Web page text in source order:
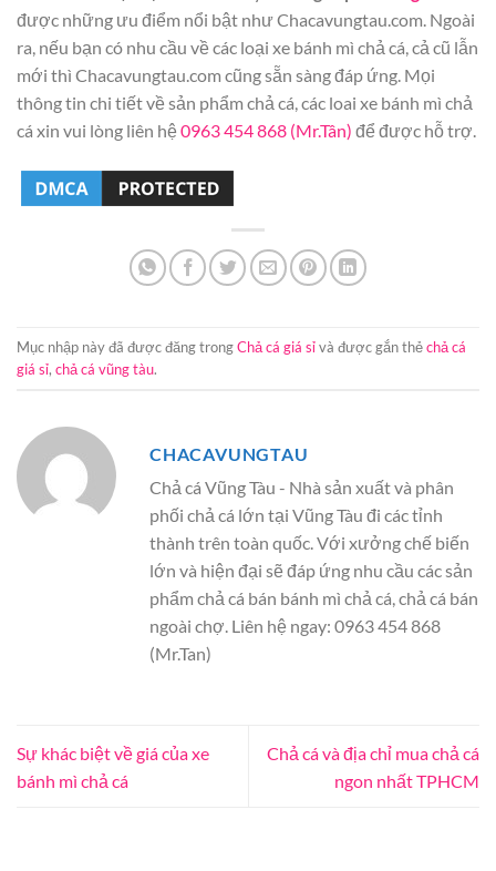
được những ưu điểm nổi bật như Chacavungtau.com. Ngoài
ra, nếu bạn có nhu cầu về các loại xe bánh mì chả cá, cả cũ lẫn
mới thì Chacavungtau.com cũng sẵn sàng đáp ứng. Mọi
thông tin chi tiết về sản phẩm chả cá, các loai xe bánh mì chả
cá xin vui lòng liên hệ 0963 454 868 (Mr.Tân) để được hỗ trợ.
Mục nhập này đã được đăng trongChả cá giá sỉvà được gắn thẻchả cá
giá sỉ, chả cá vũng tàu.
CHACAVUNGTAU
Chả cá Vũng Tàu - Nhà sản xuất và phân
phối chả cá lớn tại Vũng Tàu đi các tỉnh
thành trên toàn quốc. Với xưởng chế biến
lớn và hiện đại sẽ đáp ứng nhu cầu các sản
phẩm chả cá bán bánh mì chả cá, chả cá bán
ngoài chợ. Liên hệ ngay: 0963 454 868
(Mr.Tan)
Sự khác biệt về giá của xe
bánh mì chả cá
Chả cá và địa chỉ mua chả cá
ngon nhất TPHCM